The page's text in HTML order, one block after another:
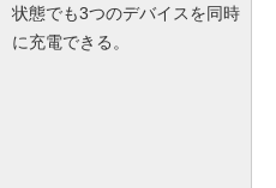
状態でも3つのデバイスを同時
に充電できる。